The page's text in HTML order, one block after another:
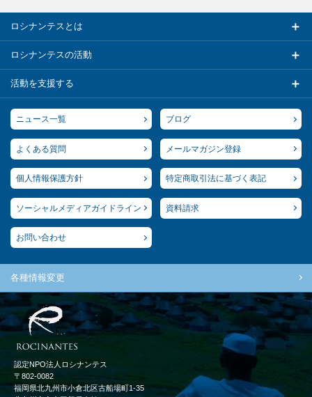
ロシナンテスとは
ロシナンテスの活動
活動を支援する
ニュース一覧 ブログ
よくある質問 メールマガジン登録
個人情報保護方針 特定商取引法に基づく表記
ソーシャルメディアガイドライン 資料請求
お問い合わせ
各種情報変更
認定NPO法人ロシナンテス
〒802-0082
福岡県北九州市小倉北区古船場町1-35